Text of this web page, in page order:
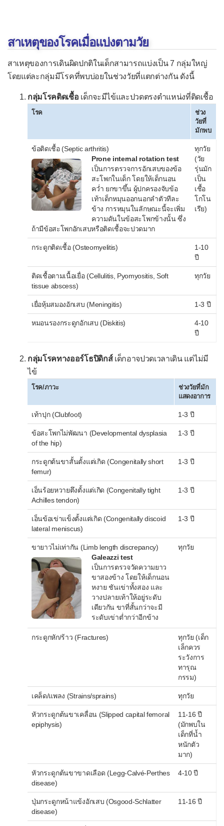
ผลตรวจ
เม็ดเลือดแดงน้อย (โลหิตจาง)
เม็ดเลือดแดงมาก
เกล็ดเลือดน้อย (ต่ำ)
เกล็ดเลือดมาก (สูง)
-- เมตาบอลิซึม --
กรดยูริกในเลือดสูง
ไขมันในเลือดผิดปกติ
คลอไรด์ในเลือดสูง
แคลเซียมในเลือดต่ำ
แคลเซียมในเลือดสูง
โซเดียมในเลือดต่ำ
โซเดียมในเลือดสูง
โพแทสเซียมในเลือดสูง
ฟอสฟอรัสในเลือดต่ำ
แมกนีเซียมในเลือดต่ำ
แมกนีเซียมในเลือดสูง
ภาวะไตเสียหายเฉียบพลัน"
ภาวะ Metabolic acidosis"
ภาวะ Metabolic alkalosis
ภาวะ Respiratory acidosis"
ภาวะ Respiratory alkalosis
เอนไซม์ตับผิดปกติ
สาเหตุของโรคเมื่อแบ่งตามวัย
สาเหตุของการเดินผิดปกติในเด็กสามารถแบ่งเป็น 7 กลุ่มใหญ่
โดยแต่ละกลุ่มมีโรคที่พบบ่อยในช่วงวัยที่แตกต่างกัน ดังนี้
กลุ่มโรคติดเชื้อ เด็กจะมีไข้และปวดตรงตำแหน่งที่ติดเชื้อ
โรค
ช่วง
วัยที่
มักพบ
ข้อติดเชื้อ (Septic arthritis)
Prone internal rotation test
เป็นการตรวจการอักเสบของข้อ
สะโพกในเด็ก โดยให้เด็กนอน
คว่ำ ยกขาขึ้น ผู้ปกครองจับข้อ
เท้าเด็กหมุนออกนอกลำตัวทีละ
ข้าง การหมุนในลักษณะนี้จะเพิ่ม
ความดันในข้อสะโพกข้างนั้น ซึ่ง
ถ้ามีข้อสะโพกอักเสบหรือติดเชื้อจะปวดมาก
ทุกวัย
(วัย
รุ่นมัก
เป็น
เชื้อ
โกโน
เรีย)
กระดูกติดเชื้อ (Osteomyelitis)
1-10
ปี
ติดเชื้อตามเนื้อเยื่อ (Cellulitis, Pyomyositis, Soft
tissue abscess)
ทุกวัย
เยื่อหุ้มสมองอักเสบ (Meningitis) 1-3 ปี
หมอนรองกระดูกอักเสบ (Diskitis)
4-10
ปี
กลุ่มโรคทางออร์โธปิดิกส์เด็กอาจปวดเวลาเดิน แต่ไม่มี
ไข้
โรค/ภาวะ
ช่วงวัยที่มัก
แสดงอาการ
เท้าปุก (Clubfoot) 1-3 ปี
ข้อสะโพกไม่พัฒนา (Developmental dysplasia
of the hip)
1-3 ปี
กระดูกต้นขาสั้นตั้งแต่เกิด (Congenitally short
femur)
1-3 ปี
เอ็นร้อยหวายตึงตั้งแต่เกิด (Congenitally tight
Achilles tendon)
1-3 ปี
เอ็นข้อเข่าแข็งตั้งแต่เกิด (Congenitally discoid
lateral meniscus)
1-3 ปี
ขายาวไม่เท่ากัน (Limb length discrepancy)
Galeazzi test
เป็นการตรวจวัดความยาว
ขาสองข้าง โดยให้เด็กนอน
หงาย ชันเข่าทั้งสอง และ
วางปลายเท้าให้อยู่ระดับ
เดียวกัน ขาที่สั้นกว่าจะมี
ระดับเข่าต่ำกว่าอีกข้าง
ทุกวัย
กระดูกหัก/ร้าว (Fractures)
ทุกวัย (เด็ก
เล็กควร
ระวังการ
ทารุณ
กรรม)
เคล็ด/แพลง (Strains/sprains) ทุกวัย
หัวกระดูกต้นขาเคลื่อน (Slipped capital femoral
epiphysis)
11-16 ปี
(มักพบใน
เด็กที่น้ำ
หนักตัว
มาก)
หัวกระดูกต้นขาขาดเลือด (Legg-Calvé-Perthes
disease)
4-10 ปี
ปุ่มกระดูกหน้าแข้งอักเสบ (Osgood-Schlatter
disease)
11-16 ปี